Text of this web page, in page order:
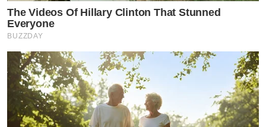
The Videos Of Hillary Clinton That Stunned
Everyone
BUZZDAY